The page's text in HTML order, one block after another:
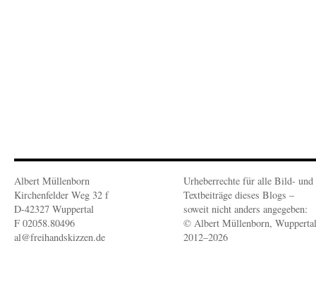
Albert Müllenborn
Kirchenfelder Weg 32 f
D-42327 Wuppertal
F 02058.80496
al@freihandskizzen.de
Urheberrechte für alle Bild- und
Textbeiträge dieses Blogs –
soweit nicht anders angegeben:
© Albert Müllenborn, Wuppertal
2012–2026